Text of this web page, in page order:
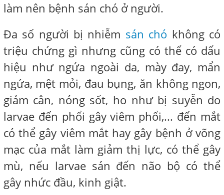
làm nên bệnh sán chó ở người.
Đa số người bị nhiễm sán chó không có
triệu chứng gì nhưng cũng có thể có dấu
hiệu như ngứa ngoài da, mày đay, mẩn
ngứa, mệt mỏi, đau bụng, ăn không ngon,
giảm cân, nóng sốt, ho như bị suyễn do
larvae đến phổi gây viêm phổi,... đến mắt
có thể gây viêm mắt hay gây bệnh ở võng
mạc của mắt làm giảm thị lực, có thể gây
mù, nếu larvae sán đến não bộ có thể
gây nhức đầu, kinh giật.